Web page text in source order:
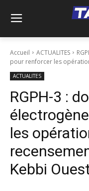
Accueil ACTUALITES
pour renforcer les
ACTUALITES
RGPH-3 :
les
Kebbi